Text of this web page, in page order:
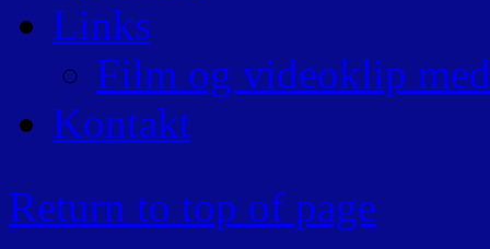
Links
Film og videoklip
Kontakt
Return to top of page